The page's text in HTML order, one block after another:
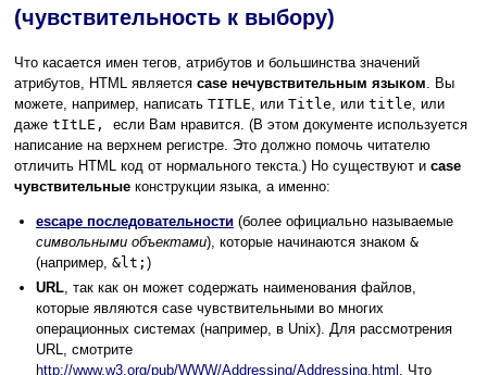
(чувствительность к выбору)
Что касается имен тегов, атрибутов и большинства значений
атрибутов, HTML является case нечувствительным языком . Вы
можете, например, написать TITLE , или Title , или title , или
даже tItLE, если Вам нравится. (В этом документе используется
написание на верхнем регистре. Это должно помочь читателю
отличить HTML код от нормального текста.) Но существуют и case
чувствительные конструкции языка, а именно:
escape последовательности (более официально называемые
символьными объектами), которые начинаются знаком &
(например, &lt; )
URL , так как он может содержать наименования файлов,
которые являются case чувствительными во многих
операционных системах (например, в Unix). Для рассмотрения
URL, смотрите
http://www.w3.org/pub/WWW/Addressing/Addressing.html . Что